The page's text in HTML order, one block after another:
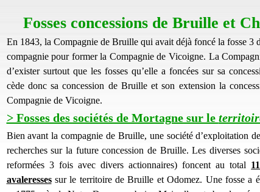
Fosses concessions de Bruille et
En 1843, la Compagnie de Bruille qui avait déjà foncé la fosse 3
compagnie pour former la Compagnie de Vicoigne. La
d’exister surtout que les fosses qu’elle a foncées sur sa
cède donc sa concession de Bruille et son extension la
Compagnie de Vicoigne.
> Fosses des sociétés de Mortagne sur le
Bien avant la compagnie de Bruille, une société d’exploitation
recherches sur la future concession de Bruille. Les diverses
reformées 3 fois avec divers actionnaires) foncent au total
avaleressessur le territoire de Bruille et Odomez. Une fosse a